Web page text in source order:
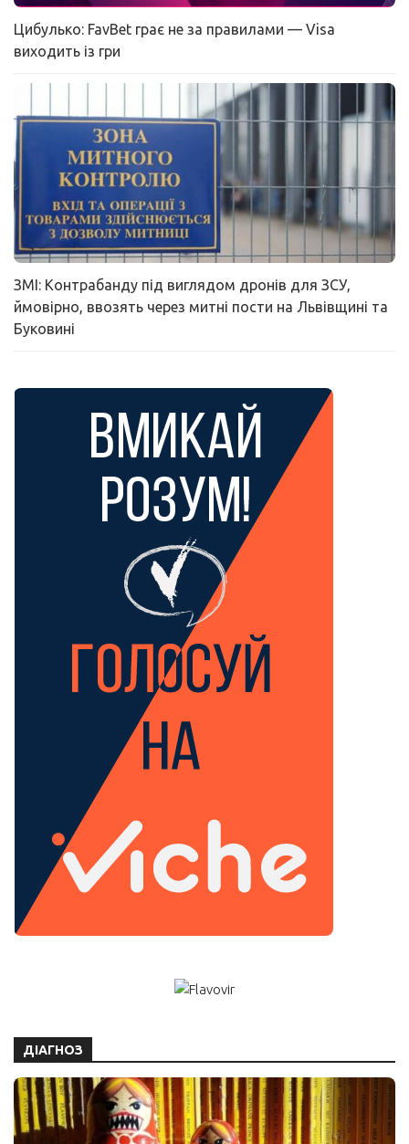
Цибулько: FavBet грає не за правилами — Visa
виходить із гри
ЗМІ: Контрабанду під виглядом дронів для ЗСУ,
ймовірно, ввозять через митні пости на Львівщині та
Буковині
ДІАГНОЗ